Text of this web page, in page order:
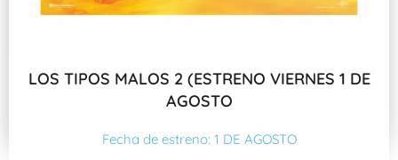
LOS TIPOS MALOS 2 (ESTRENO VIERNES 1 DE
AGOSTO
Fecha de estreno: 1 DE AGOSTO